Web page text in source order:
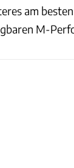
am
M-